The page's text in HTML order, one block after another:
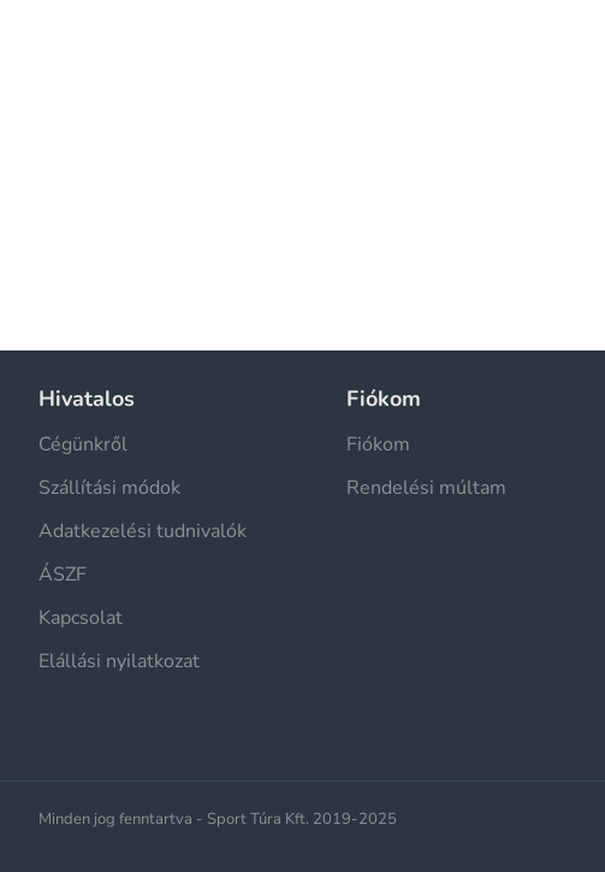
Hivatalos
Cégünkről
Szállítási módok
Adatkezelési tudnivalók
ÁSZF
Kapcsolat
Elállási nyilatkozat
Fiókom
Fiókom
Rendelési múltam
Minden jog fenntartva - Sport Túra Kft. 2019-2025